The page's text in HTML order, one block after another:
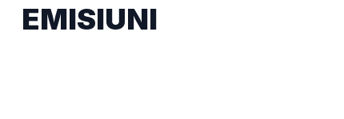
EMISIUNI